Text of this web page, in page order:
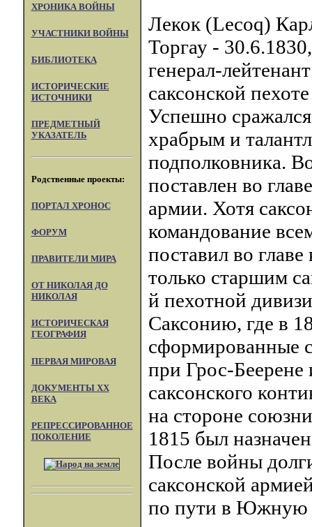
ХРОНИКА ВОЙНЫ
УЧАСТНИКИ ВОЙНЫ
БИБЛИОТЕКА
ИСТОРИЧЕСКИЕ
ИСТОЧНИКИ
ПРЕДМЕТНЫЙ
УКАЗАТЕЛЬ
Родственные проекты:
ПОРТАЛ XPOHOC
ФОРУМ
ПРАВИТЕЛИ МИРА
ОТ НИКОЛАЯ ДО
НИКОЛАЯ
ИСТОРИЧЕСКАЯ
ГЕОГРАФИЯ
ПЕРВАЯ МИРОВАЯ
ДОКУМЕНТЫ XX
ВЕКА
РЕПРЕССИРОВАННОЕ
ПОКОЛЕНИЕ
Лекок (Lecoq)
Торгау -
генерал-
саксонской
Успешно
храбрым и
подполковника.
поставлен во
армии. Хотя
командование
поставил во
только старшим
й пехотной
Саксонию, где в
сформированные
при Грос-
саксонского
на стороне
1815 был
После войны
саксонской
по пути в Южную